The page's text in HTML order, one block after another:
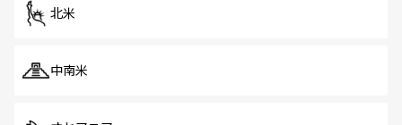
北米
中南米